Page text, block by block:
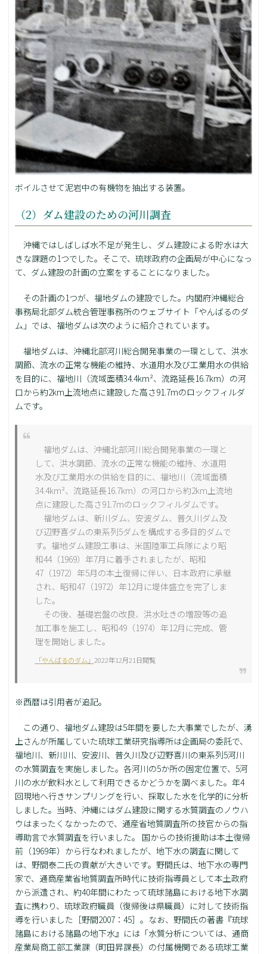
ボイルさせて泥岩中の有機物を抽出する装置。
（2）ダム建設のための河川調査
沖縄ではしばしば水不足が発生し、ダム建設による貯水は大
きな課題の1つでした。そこで、琉球政府の企画局が中心になっ
て、ダム建設の計画の立案をすることになりました。
その計画の1つが、福地ダムの建設でした。内閣府沖縄総合
事務局北部ダム統合管理事務所のウェブサイト「やんばるのダ
ム」では、福地ダムは次のように紹介されています。
福地ダムは、沖縄北部河川総合開発事業の一環として、洪水
調節、流水の正常な機能の維持、水道用水及び工業用水の供給
を目的に、福地川（流域面積34.4km²、流路延長16.7km）の河
口から約2km上流地点に建設した高さ91.7mのロックフィルダ
ムです。
福地ダムは、沖縄北部河川総合開発事業の一環と
して、洪水調節、流水の正常な機能の維持、水道用
水及び工業用水の供給を目的に、福地川（流域面積
34.4km²、流路延長16.7km）の河口から約2km上流地
点に建設した高さ91.7mのロックフィルダムです。
福地ダムは、新川ダム、安波ダム、普久川ダム及
び辺野喜ダムの東系列5ダムを構成する多目的ダムで
す。福地ダム建設工事は、米国陸軍工兵隊により昭
和44（1969）年7月に着手されましたが、昭和
47（1972）年5月の本土復帰に伴い、日本政府に承継
され、昭和47（1972）年12月に堤体盛立を完了しま
した。
その後、基礎岩盤の改良、洪水吐きの増設等の追
加工事を施工し、昭和49（1974）年12月に完成、管
理を開始しました。
「やんばるのダム」 2022年12月21日閲覧
※西暦は引用者が追記。
この通り、福地ダム建設は5年間を要した大事業でしたが、湧
上さんが所属していた琉球工業研究指導所は企画局の委託で、
福地川、新川川、安波川、普久川及び辺野喜川の東系列5河川
の水質調査を実施しました。各河川の5か所の固定位置で、5河
川の水が飲料水として利用できるかどうかを調べました。年4
回現地へ行きサンプリングを行い、採取した水を化学的に分析
しました。当時、沖縄にはダム建設に関する水質調査のノウハ
ウはまったくなかったので、通産省地質調査所の技官からの指
導助言で水質調査を行いました。 国からの技術援助は本土復帰
前（1969年）から行なわれましたが、地下水の調査に関して
は、野間泰二氏の貢献が大きいです。野間氏は、地下水の専門
家で、通商産業省地質調査所時代に技術指導員として本土政府
から派遣され、約40年間にわたって琉球諸島における地下水調
査に携わり、琉球政府職員（復帰後は県職員）に対して技術指
導を行いました［野間2007：45］。なお、野間氏の著書『琉球
諸島における諸島の地下水』には「水質分析については、通商
産業局商工部工業課（町田昇課長）の付属機関である琉球工業